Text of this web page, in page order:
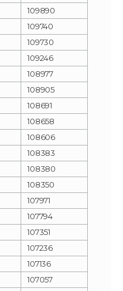
109890
109740
109730
109246
108977
108905
108691
108658
108606
108383
108380
108350
107971
107794
107351
107236
107136
107057